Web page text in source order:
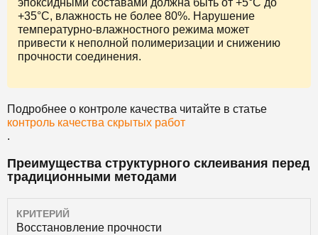
эпоксидными составами должна быть от +5°С до
+35°С, влажность не более 80%. Нарушение
температурно-влажностного режима может
привести к неполной полимеризации и снижению
прочности соединения.
Подробнее о контроле качества читайте в статье
контроль качества скрытых работ
.
Преимущества структурного склеивания перед
традиционными методами
КРИТЕРИЙ
Восстановление прочности